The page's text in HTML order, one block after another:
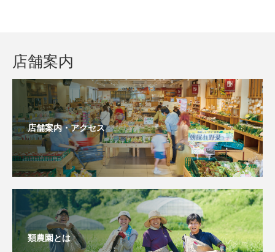
店舗案内
店舗案内・アクセス
類農園とは